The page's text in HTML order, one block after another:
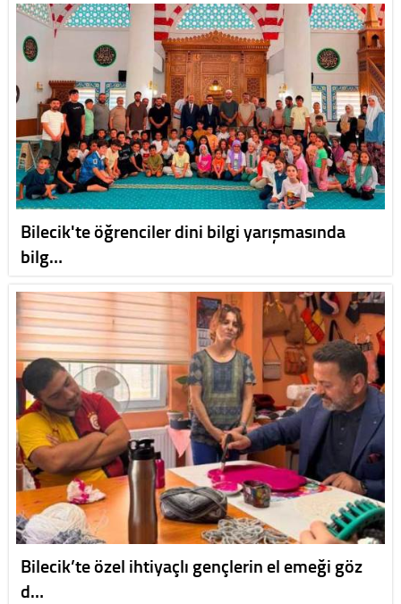
Bilecik'te öğrenciler dini bilgi yarışmasında
bilg…
Bilecik’te özel ihtiyaçlı gençlerin el emeği göz
d…